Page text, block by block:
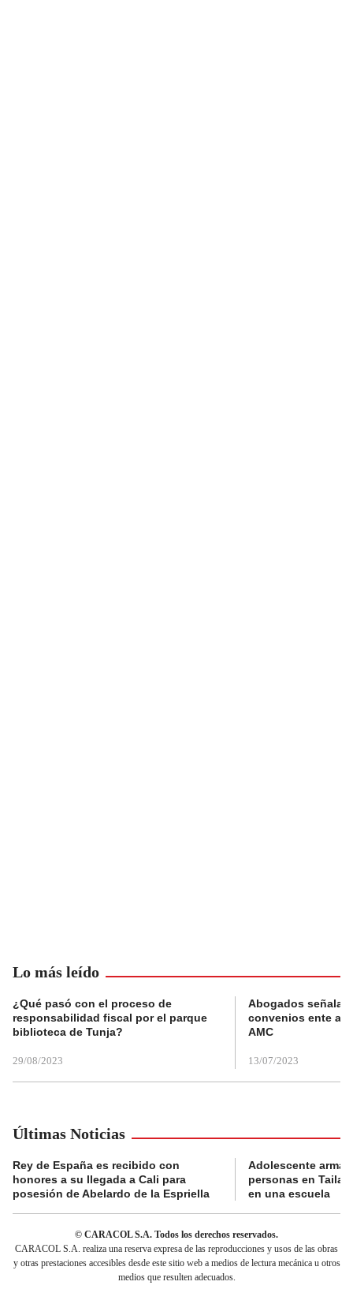
Lo más leído
¿Qué pasó con el proceso de
responsabilidad fiscal por el parque
biblioteca de Tunja?
29/08/2023
Abogados
convenios ente
AMC
13/07/2023
Últimas Noticias
Rey de España es recibido con
honores a su llegada a Cali para
posesión de Abelardo de la Espriella
Adolescente
personas en
en una escuela
© CARACOL S.A. Todos los derechos reservados.
CARACOL S.A. realiza una reserva expresa de las reproducciones y usos de las obras
y otras prestaciones accesibles desde este sitio web a medios de lectura mecánica u otros
medios que resulten adecuados.